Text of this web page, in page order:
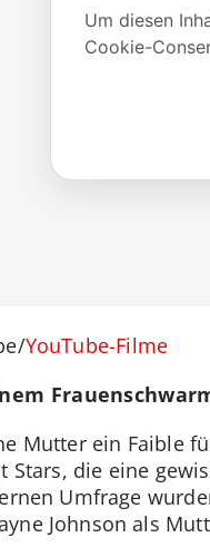
YouTube-Filme
Mutter ein Faible
Stars, die eine
Umfrage
Johnson als